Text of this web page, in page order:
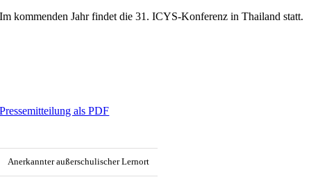
Im kommenden Jahr findet die 31. ICYS-Konferenz in Thailand statt.
Pressemitteilung als PDF
Anerkannter außerschulischer Lernort